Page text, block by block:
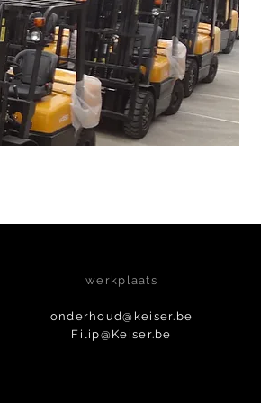
werkplaats
onderhoud@keiser.be
Filip@Keiser.be